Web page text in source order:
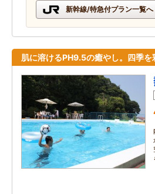
新幹線/特急付プラン一覧へ
肌に溶けるPH9.5の癒やし。四季